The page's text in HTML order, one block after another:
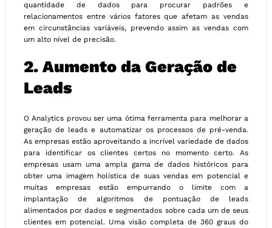
quantidade de dados para procurar padrões e
relacionamentos entre vários fatores que afetam as vendas
em circunstâncias variáveis, prevendo assim as vendas com
um alto nível de precisão.
2. Aumento da Geração de
Leads
O Analytics provou ser uma ótima ferramenta para melhorar a
geração de leads e automatizar os processos de pré-venda.
As empresas estão aproveitando a incrível variedade de dados
para identificar os clientes certos no momento certo. As
empresas usam uma ampla gama de dados históricos para
obter uma imagem holística de suas vendas em potencial e
muitas empresas estão empurrando o limite com a
implantação de algoritmos de pontuação de leads
alimentados por dados e segmentados sobre cada um de seus
clientes em potencial. Uma visão completa de 360 ​​graus do